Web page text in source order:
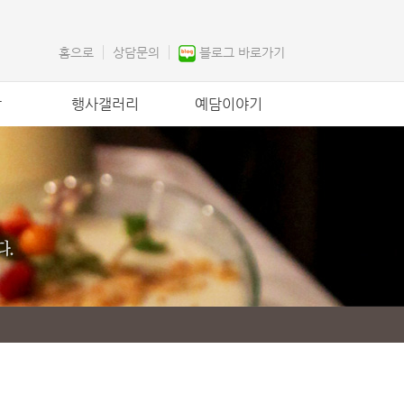
홈으로 상담문의 블로그 바로가기
행사갤러리 예담이야기
행사갤러리
공지사항
고객후기
상담문의
Q&A
찾아오시는길